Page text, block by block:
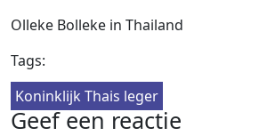
Olleke Bolleke in Thailand
Tags:
Koninklijk Thais leger
Geef een reactie